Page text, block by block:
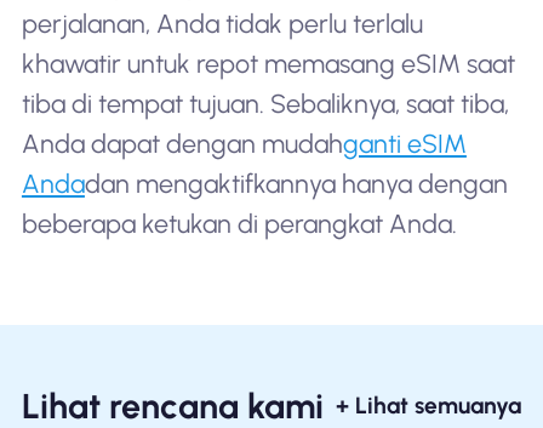
perjalanan, Anda tidak perlu terlalu
khawatir untuk repot memasang eSIM saat
tiba di tempat tujuan. Sebaliknya, saat tiba,
Anda dapat dengan mudahganti eSIM
Andadan mengaktifkannya hanya dengan
beberapa ketukan di perangkat Anda.
Lihat rencana kami + Lihat semuanya